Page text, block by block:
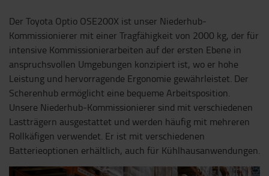
Der Toyota Optio OSE200X ist unser Niederhub-
Kommissionierer mit einer Tragfähigkeit von 2000 kg, der für
intensive Kommissionierarbeiten auf der ersten Ebene in
anspruchsvollen Umgebungen konzipiert ist, wo er hohe
Leistung und hervorragende Ergonomie gewährleistet. Der
Scherenhub ermöglicht eine bequeme Arbeitsposition.
Unsere Niederhub-Kommissionierer sind mit verschiedenen
Lastträgern ausgestattet und werden häufig mit mehreren
Rollkäfigen verwendet. Er ist mit verschiedenen
Batterieoptionen erhältlich, auch für Kühlhausanwendungen.